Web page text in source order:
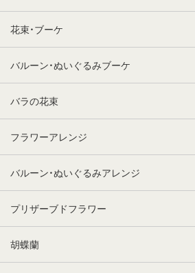
花束・ブーケ
バルーン・ぬいぐるみブーケ
バラの花束
フラワーアレンジ
バルーン・ぬいぐるみアレンジ
プリザーブドフラワー
胡蝶蘭